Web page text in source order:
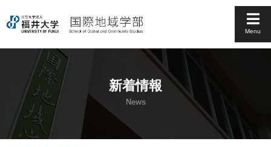
Menu
新着情報
News